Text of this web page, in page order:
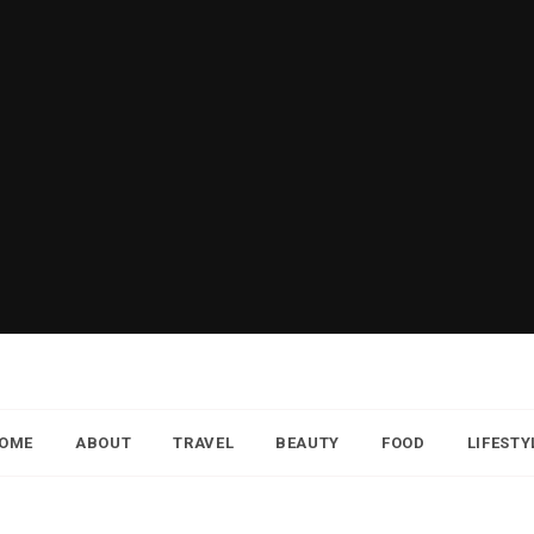
ABOUT TRAVEL BEAUTY FOOD